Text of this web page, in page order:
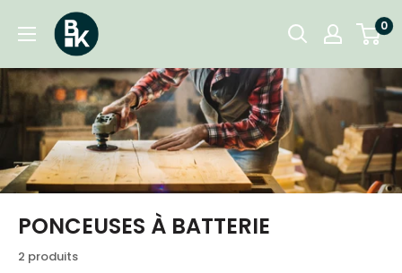
BKgarden.ch 0
PONCEUSES À BATTERIE
2 produits